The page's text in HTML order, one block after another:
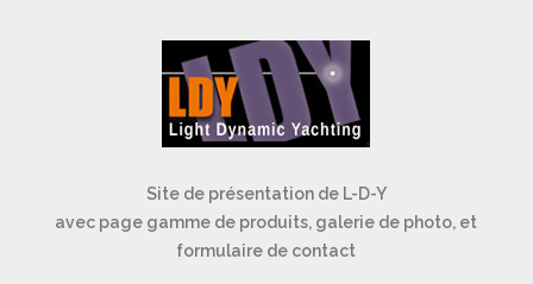
Site de présentation de L-D-Y
avec page gamme de produits, galerie de photo, et
formulaire de contact